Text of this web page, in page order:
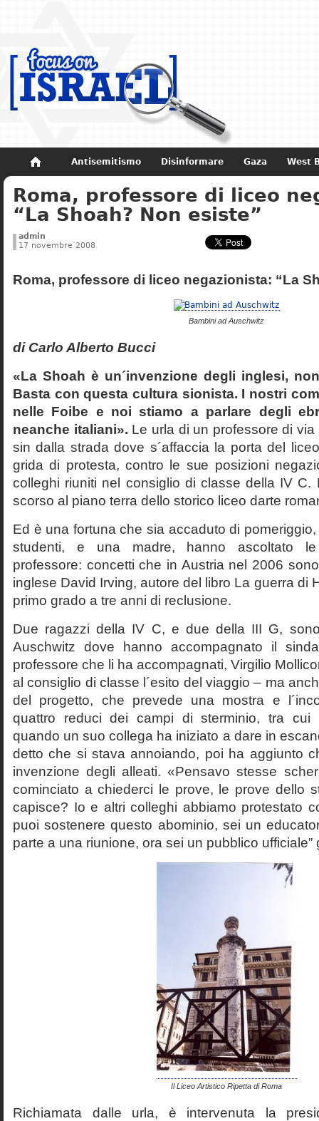
Antisemitismo Disinformare Gaza West
Non dimenticare Storia di Israele
Roma, professore di liceo
“La Shoah? Non esiste”
admin
17 novembre 2008
Roma, professore di liceo negazionista: “La
Bambini ad Auschwitz
di Carlo Alberto Bucci
«La Shoah è un´invenzione degli inglesi,
Basta con questa cultura sionista. I nostri
nelle Foibe e noi stiamo a parlare degli
neanche italiani». Le urla di un professore di
sin dalla strada dove s´affaccia la porta del
grida di protesta, contro le sue posizioni
colleghi riuniti nel consiglio di classe della IV C.
scorso al piano terra dello storico liceo darte
Ed è una fortuna che sia accaduto di
studenti, e una madre, hanno ascoltato le
professore: concetti che in Austria nel 2006
inglese David Irving, autore del libro La guerra di
primo grado a tre anni di reclusione.
Due ragazzi della IV C, e due della III G,
Auschwitz dove hanno accompagnato il
professore che li ha accompagnati, Virgilio
al consiglio di classe l´esito del viaggio – ma
del progetto, che prevede una mostra e
quattro reduci dei campi di sterminio, tra cui
quando un suo collega ha iniziato a dare in
detto che si stava annoiando, poi ha aggiunto
invenzione degli alleati. «Pensavo stesse
cominciato a chiederci le prove, le prove dello
capisce? Io e altri colleghi abbiamo protestato
puoi sostenere questo abominio, sei un
parte a una riunione, ora sei un pubblico ufficiale”
Il Liceo Artistico Ripetta di Roma
Richiamata dalle urla, è intervenuta la